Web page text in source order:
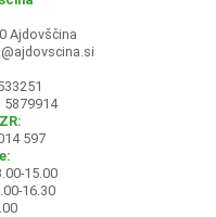
Ajdovščina
5879914
597
15.00
16.30